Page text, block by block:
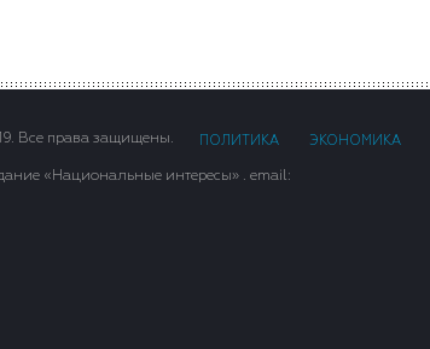
Все права защищены. ПОЛИТИКА ЭКОНОМИКА
«Национальные интересы» . email: